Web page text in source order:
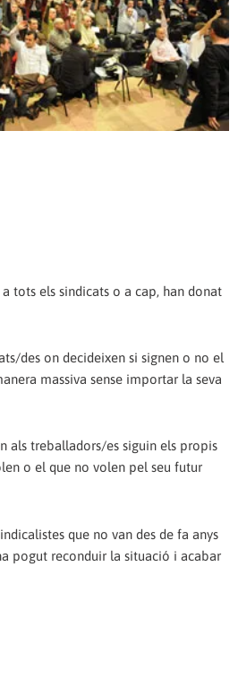
tots els sindicats o a cap, han donat
des o­n decideixen si signen o no el
massiva sense importar la seva
als treballadors/es siguin els propis
o el que no volen pel seu futur
que no van des de fa anys
pogut reconduir la situació i acabar